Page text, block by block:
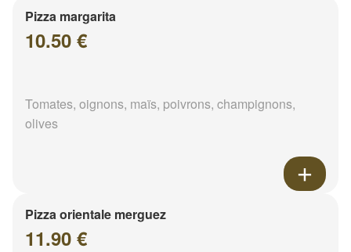
Pizza margarita
10.50 €
Tomates, oignons, maïs, poivrons, champignons,
olives
Pizza orientale merguez
11.90 €